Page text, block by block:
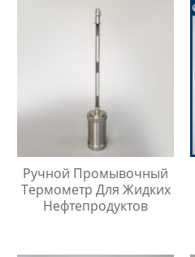
Ручной Промывочный
Термометр Для Жидких
Нефтепродуктов